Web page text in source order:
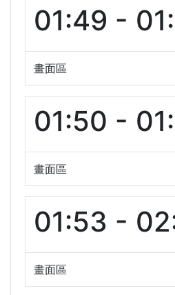
01:49 -
畫面區
01:50 -
畫面區
01:53 -
畫面區